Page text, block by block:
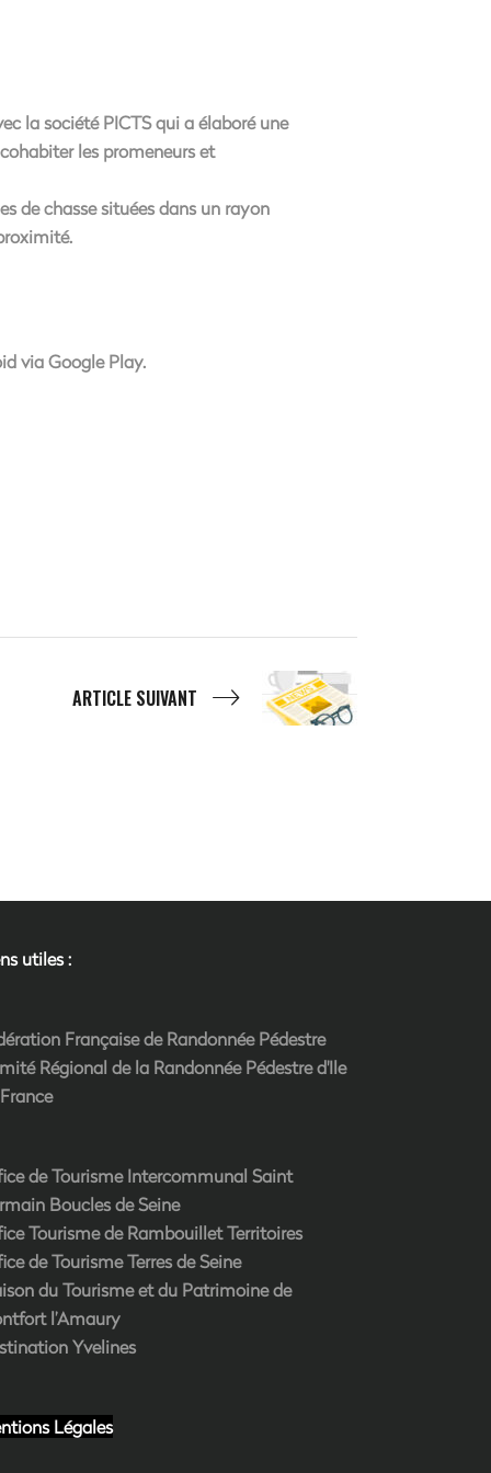
la société PICTS qui a élaboré une
cohabiter les promeneurs et
de chasse situées dans un rayon
via Google Play.
ARTICLE SUIVANT
utiles :
Française de Randonnée Pédestre
Régional de la Randonnée Pédestre d'Ile
de Tourisme Intercommunal Saint
Boucles de Seine
Tourisme de Rambouillet Territoires
de Tourisme Terres de Seine
du Tourisme et du Patrimoine de
l’Amaury
Yvelines
Légales